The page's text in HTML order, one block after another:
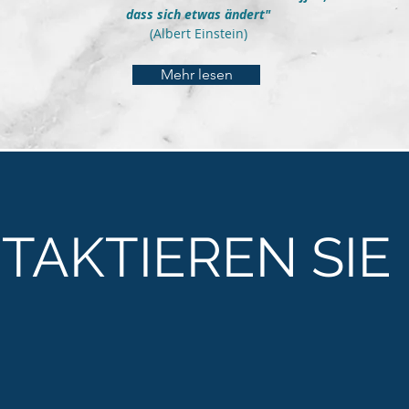
dass sich etwas ändert"
(Albert Einstein)
Mehr lesen